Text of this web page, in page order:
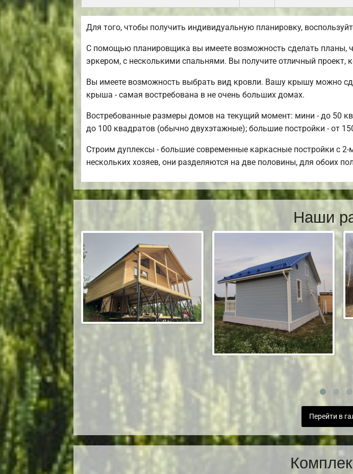
Для того, чтобы получить индивидуальную планировку,
С помощью планировщика вы имеете возможность сделать планы,
эркером, с несколькими спальнями. Вы получите отличный
Вы имеете возможность выбрать вид кровли. Вашу крышу можно
крыша - самая востребована в не очень больших домах.
Востребованные размеры домов на текущий момент: мини - до 50
до 100 квадратов (обычно двухэтажные); большие постройки - от
Строим дуплексы - большие современные каркасные постройки с
нескольких хозяев, они разделяются на две половины, для обоих
Наши
Перейти в